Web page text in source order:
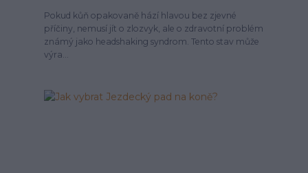
Pokud kůň opakovaně hází hlavou bez zjevné
příčiny, nemusí jít o zlozvyk, ale o zdravotní problém
známý jako headshaking syndrom. Tento stav může
výra...